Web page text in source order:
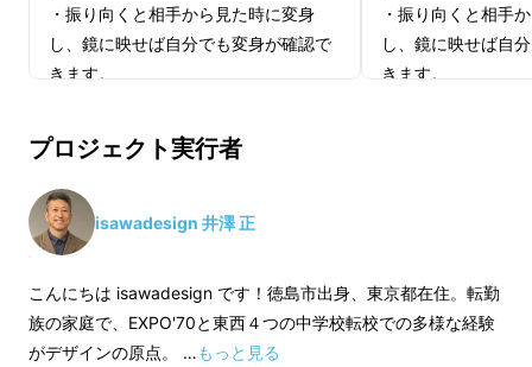
そこで「変身立体」を日常で楽しんでいただけ
るシルバーアクセサリーとしてプロダクト化し
たのが、トランスモティーフ
・振り向くと相手から見た時に変身
し、鏡に映せば自分でも変身が確認で
きます。
キラの凹凸を転写する「スターダスト
仕上げ」。
・本体：シルバー925製 ・本体の幅約
15mm x 高さ約35mm（吊り環含
む）、厚さ約0.6mm
・一般販売予定価格22,000円（税込）
を23%OFFで。先着10名様へのご提供
・振り向くと相手
し、鏡に映せば自
きます。
・一般販売予定価
プロジェクト実行者
isawadesign 井澤 正
こんにちは isawadesign です！徳島市出身、東京都在住。転勤
族の家庭で、EXPO'70と東西４つの中学校転校での多様な経験
がデザインの原点。 …もっと見る